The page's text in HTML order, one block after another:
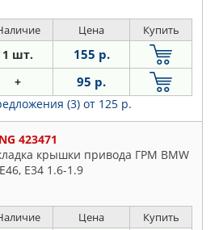
Цена Купить
1 шт. 155 р.
+ 95 р.
(3) от 125 р.
423471
крышки привода ГРМ BMW
E34 1.6-1.9
Цена Купить